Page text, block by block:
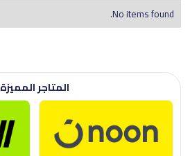
No items found.
المتاجر المميزة